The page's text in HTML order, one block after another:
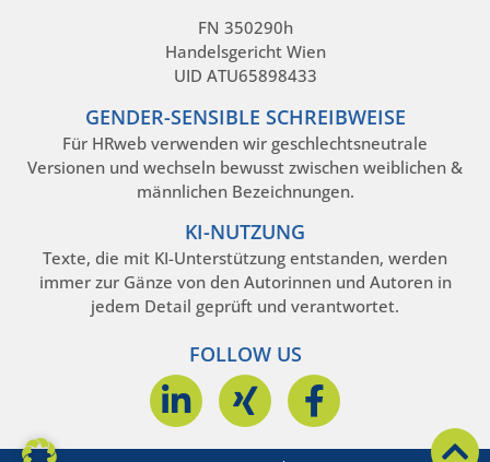
FN 350290h
Handelsgericht Wien
UID ATU65898433
GENDER-SENSIBLE SCHREIBWEISE
Für HRweb verwenden wir geschlechtsneutrale
Versionen und wechseln bewusst zwischen weiblichen &
männlichen Bezeichnungen.
KI-NUTZUNG
Texte, die mit KI-Unterstützung entstanden, werden
immer zur Gänze von den Autorinnen und Autoren in
jedem Detail geprüft und verantwortet.
FOLLOW US